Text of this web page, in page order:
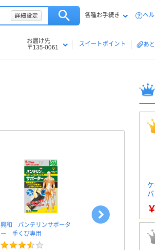
詳細設定 各種お手続き ヘ
お届け先
〒135-0061
スイートポイント あ
興和 バンテリンサポータ
ー 手くび専用
手首 スタン